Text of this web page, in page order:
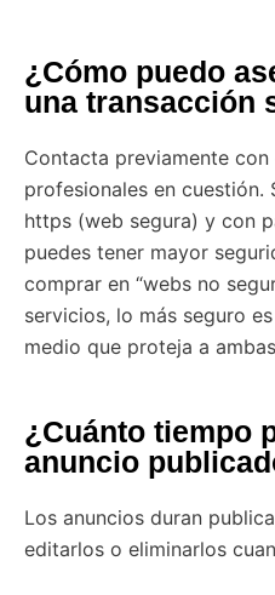
¿Cómo puedo
una transacción
Contacta previamente
profesionales en cuestión.
https (web segura) y con
puedes tener mayor
comprar en “webs no
servicios, lo más seguro
medio que proteja a
¿Cuánto tiempo
anuncio
Los anuncios duran
editarlos o eliminarlos